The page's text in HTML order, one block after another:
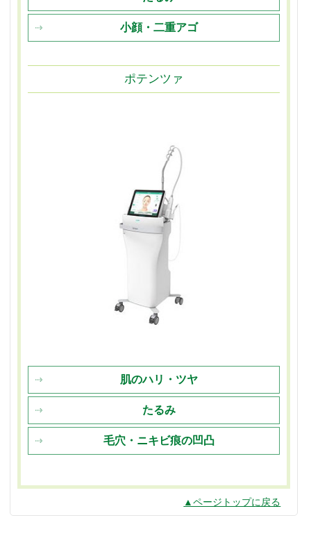
小顔・二重アゴ
ポテンツァ
肌のハリ・ツヤ
たるみ
毛穴・ニキビ痕の凹凸
▲ページトップに戻る